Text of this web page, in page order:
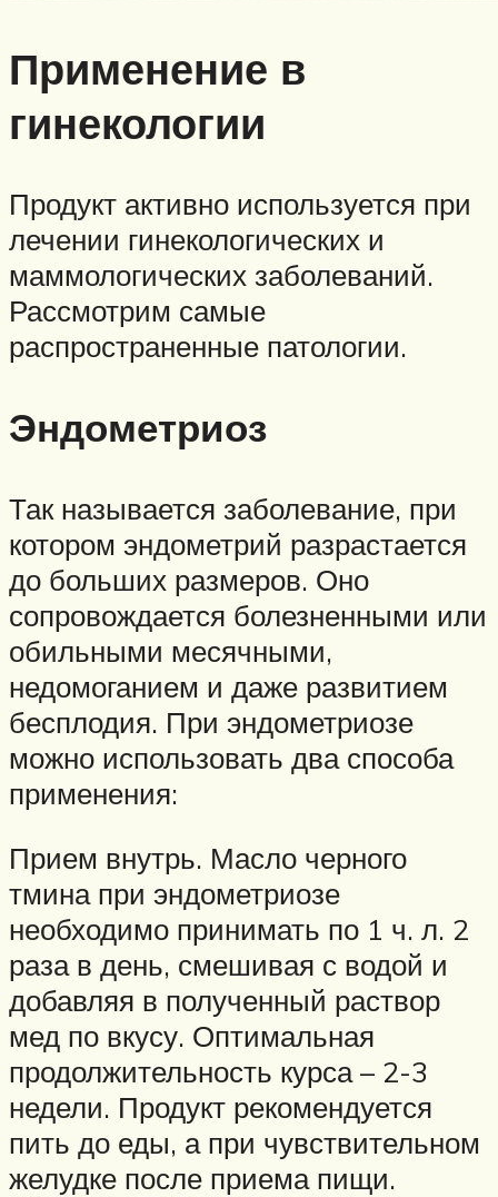
Применение в
гинекологии
Продукт активно используется при
лечении гинекологических и
маммологических заболеваний.
Рассмотрим самые
распространенные патологии.
Эндометриоз
Так называется заболевание, при
котором эндометрий разрастается
до больших размеров. Оно
сопровождается болезненными или
обильными месячными,
недомоганием и даже развитием
бесплодия. При эндометриозе
можно использовать два способа
применения:
Прием внутрь. Масло черного
тмина при эндометриозе
необходимо принимать по 1 ч. л. 2
раза в день, смешивая с водой и
добавляя в полученный раствор
мед по вкусу. Оптимальная
продолжительность курса – 2-3
недели. Продукт рекомендуется
пить до еды, а при чувствительном
желудке после приема пищи.